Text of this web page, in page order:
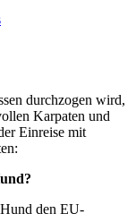
durchzogen wird,
Karpaten und
Einreise mit
den EU-